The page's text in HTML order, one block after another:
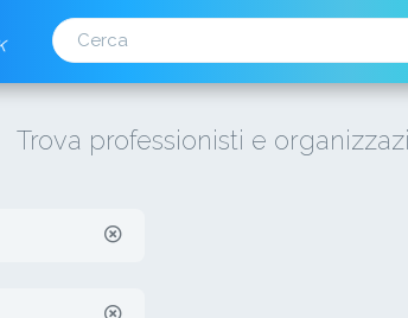
Trova professionisti e